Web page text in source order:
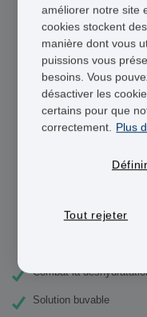
4
Combat la
Solution buvable
améliorer notre site
cookies stockent
manière dont vous
puissions vous
besoins. Vous
désactiver les
certains pour que
correctement.
Plus
Tout rejeter